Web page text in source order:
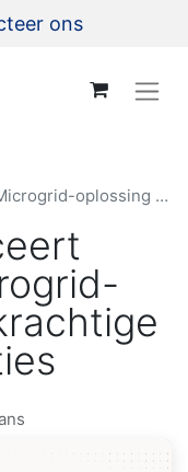
ons
krachtige off-grid installaties